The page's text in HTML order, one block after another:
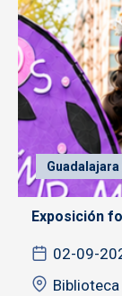
Exposición
02-09-